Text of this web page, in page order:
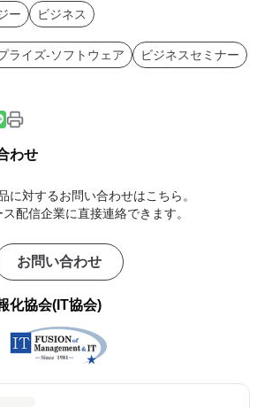
ー ビジネス
ライズ-ソフトウェア
ビジネスセミナー
わせ
に対するお問い合わせはこちら。
配信企業に直接連絡できます。
お問い合わせ
化協会(IT協会)